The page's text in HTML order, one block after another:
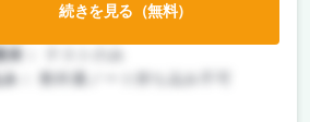
：
：
：
教科書ノート持ち込み不可
続きを見る（無料）